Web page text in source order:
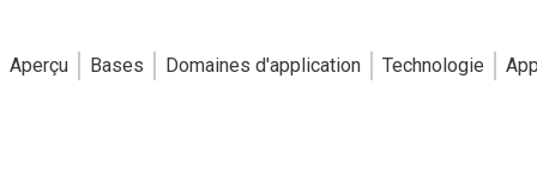
Aperçu Bases Domaines d'application Technologie